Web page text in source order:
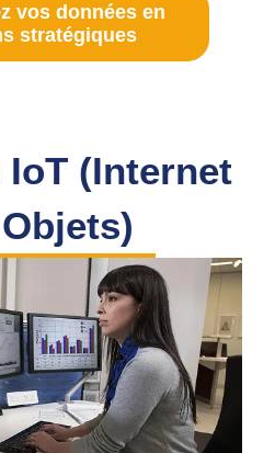
vos données en
stratégiques
(Internet